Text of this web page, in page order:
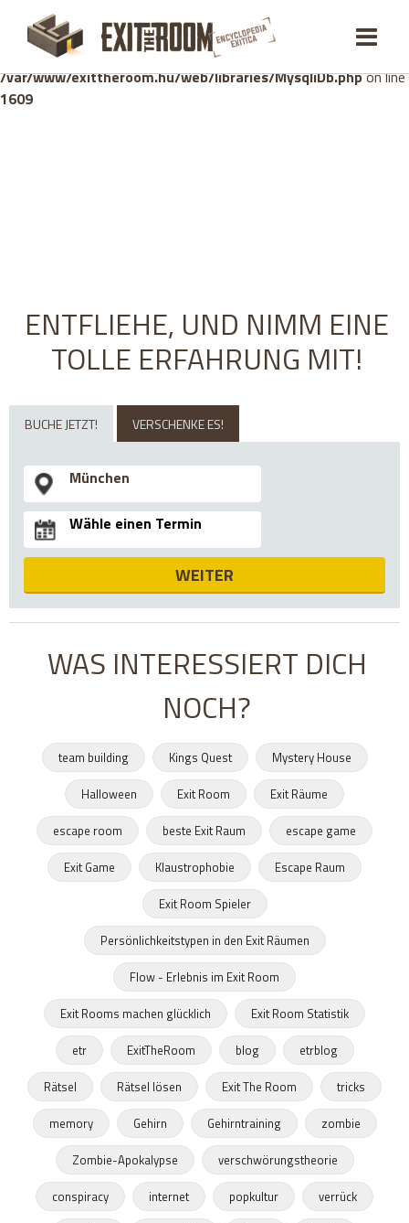
Warning: mysqli_stmt::bind_param(): Number of variables
doesn't match number of parameters in prepared statement in
/var/www/exittheroom.hu/web/libraries/MysqliDb.phpon line
1609
ENTFLIEHE, UND NIMM EINE
TOLLE ERFAHRUNG MIT!
BUCHE JETZT! VERSCHENKE ES!
WEITER
WAS INTERESSIERT DICH
NOCH?
team building Kings Quest
Mystery House
Halloween
Exit Room
Exit Räume
escape room
beste Exit Raum
escape game
Exit Game
Klaustrophobie
Escape Raum
Exit Room Spieler
Persönlichkeitstypen in den Exit Räumen
Flow - Erlebnis im Exit Room
Exit Rooms machen glücklich
Exit Room Statistik
etr
ExitTheRoom blog
etrblog
Rätsel
Rätsel lösen Exit The Room
tricks
memory
Gehirn Gehirntraining
zombie
Zombie-Apokalypse
verschwörungstheorie
conspiracy
internet popkultur
verrück